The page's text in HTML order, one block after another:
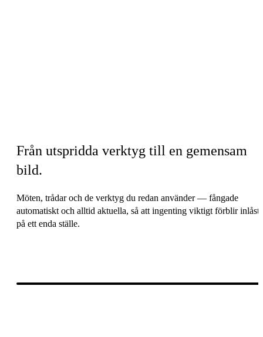
Från utspridda verktyg till en gemensam
bild.
Möten, trådar och de verktyg du redan använder — fångade
automatiskt och alltid aktuella, så att ingenting viktigt förblir inlåst
på ett enda ställe.